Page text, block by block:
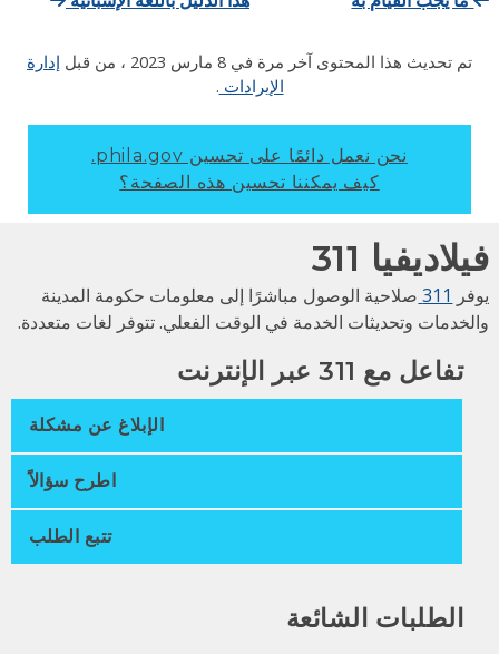
تم تحديث هذا المحتوى آخر مرة في8 مارس 2023 ، من قبلإدارة
الإيرادات.
نحن نعمل دائمًا على تحسين phila.gov.
كيف يمكننا تحسين هذه الصفحة؟
311
311 صلاحية الوصول مباشرًا إلى معلومات حكومة المدينة
وتحديثات الخدمة في الوقت الفعلي. تتوفر لغات متعددة.
تفاعل مع 311 عبر الإنترنت
الإبلاغ عن مشكلة
اطرح سؤالاً
تتبع الطلب
الطلبات الشائعة